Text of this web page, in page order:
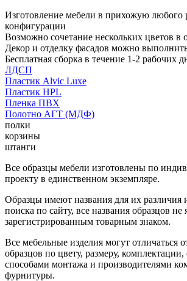
Изготовление мебели в прихожую любого
конфигурации
Возможно сочетание нескольких цветов в
Декор и отделку фасадов можно
Бесплатная сборка в течение 1-2 рабочих
ЛДСП
Пластик Alvic Luxe
Пластик HPL
Пленка ПВХ
Полотно АГТ (МДФ)
полки
корзины
штанги
Все образцы мебели изготовлены по
проекту в единственном экземпляре.
Образцы имеют названия для их различия
поиска по сайту, все названия образцов не
зарегистрированным товарным знаком.
Все мебельные изделия могут отличаться
образцов по цвету, размеру,
способами монтажа и производителями
фурнитуры.